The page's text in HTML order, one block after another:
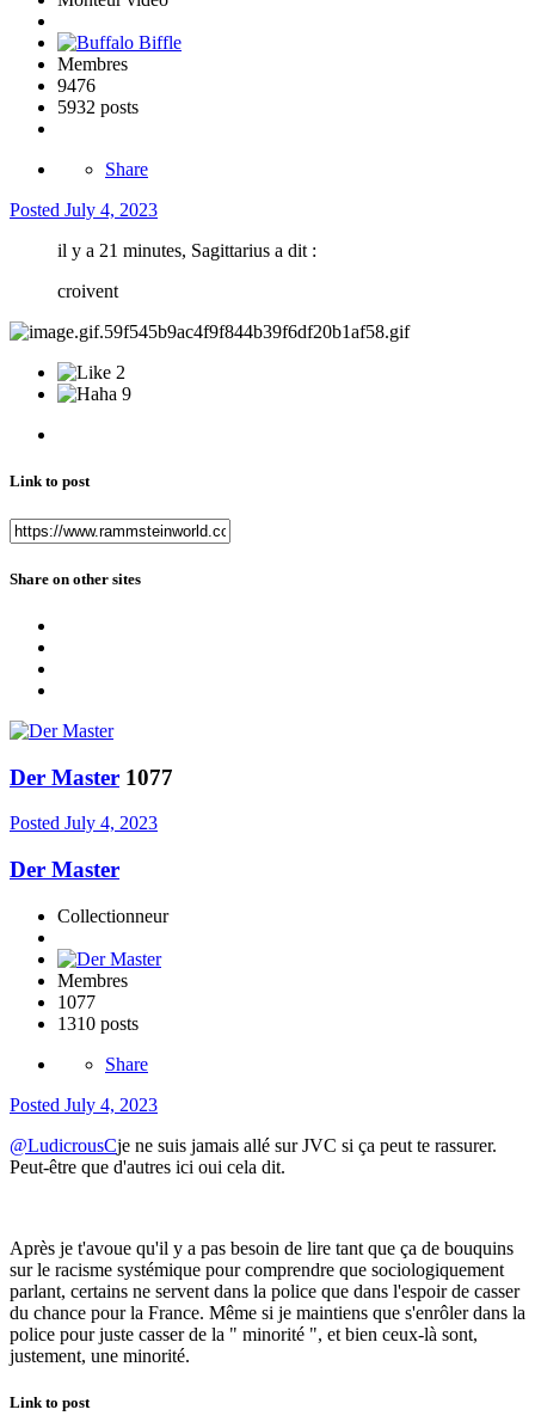
Membres
9476
5932 posts
Share
Posted July 4, 2023
il y a 21 minutes, Sagittarius a dit :
croivent
2
9
Link to post
Share on other sites
Der Master 1077
Posted July 4, 2023
Der Master
Collectionneur
Membres
1077
1310 posts
Share
Posted July 4, 2023
@LudicrousCje ne suis jamais allé sur JVC si ça peut te rassurer.
Peut-être que d'autres ici oui cela dit.
Après je t'avoue qu'il y a pas besoin de lire tant que ça de bouquins
sur le racisme systémique pour comprendre que sociologiquement
parlant, certains ne servent dans la police que dans l'espoir de casser
du chance pour la France. Même si je maintiens que s'enrôler dans la
police pour juste casser de la " minorité ", et bien ceux-là sont,
justement, une minorité.
Link to post